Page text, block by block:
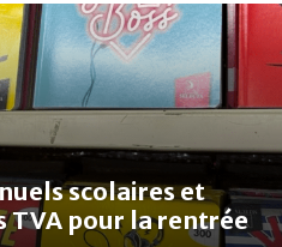
scolaires et
TVA pour la rentrée